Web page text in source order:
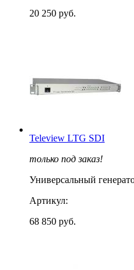
20 250 руб.
Teleview LTG SDI
только под заказ!
Универсальный
Артикул:
68 850 руб.